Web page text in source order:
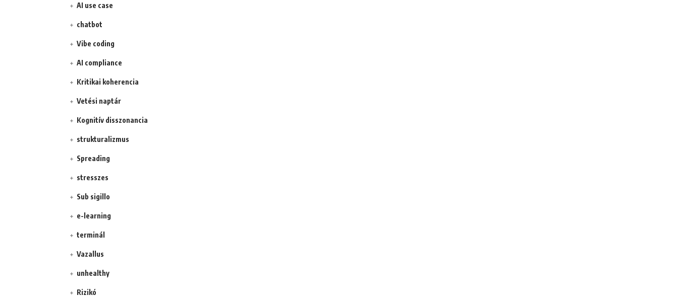
AI use case
chatbot
Vibe coding
AI compliance
Kritikai koherencia
Vetési naptár
Kognitív disszonancia
strukturalizmus
Spreading
stresszes
Sub sigillo
e-learning
terminál
Vazallus
unhealthy
Rizikó